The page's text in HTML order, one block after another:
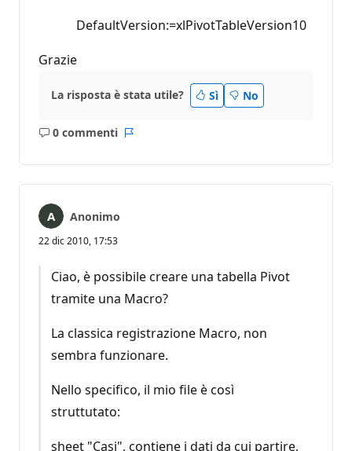
DefaultVersion:=xlPivotTableVersion10
Grazie
La risposta è stata utile? Sì No
0 commenti
Nessun
Anonimo
22 dic 2010, 17:53
Ciao, è possibile creare una tabella Pivot
tramite una Macro?
La classica registrazione Macro, non
sembra funzionare.
Nello specifico, il mio file è così
struttutato:
sheet "Casi", contiene i dati da cui partire,